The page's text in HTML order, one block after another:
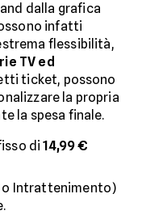
dalla grafica
infatti
flessibilità,
TV ed
ticket, possono
la propria
la spesa finale.
di14,99 €
o Intrattenimento)